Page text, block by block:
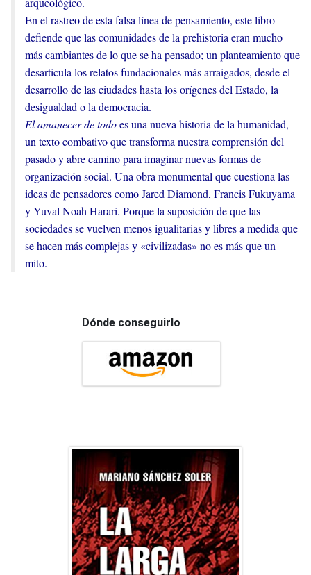
En el rastreo de esta falsa línea de pensamiento, este libro
defiende que las comunidades de la prehistoria eran mucho
más cambiantes de lo que se ha pensado; un planteamiento que
desarticula los relatos fundacionales más arraigados, desde el
desarrollo de las ciudades hasta los orígenes del Estado, la
desigualdad o la democracia.
El amanecer de todoes una nueva historia de la humanidad,
un texto combativo que transforma nuestra comprensión del
pasado y abre camino para imaginar nuevas formas de
organización social. Una obra monumental que cuestiona las
ideas de pensadores como Jared Diamond, Francis Fukuyama
y Yuval Noah Harari. Porque la suposición de que las
sociedades se vuelven menos igualitarias y libres a medida que
se hacen más complejas y «civilizadas» no es más que un
mito.
Dónde conseguirlo